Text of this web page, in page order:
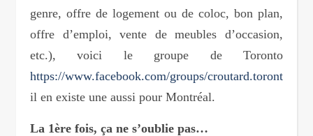
genre, offre de logement ou de coloc, bon plan,
offre d’emploi, vente de meubles d’occasion,
etc.), voici le groupe de Toronto
https://www.facebook.com/groups/croutard.toronto/
il en existe une aussi pour Montréal.
La 1ère fois, ça ne s’oublie pas…